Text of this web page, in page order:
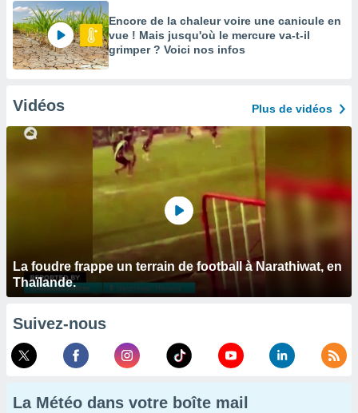
Encore de la chaleur voire une canicule en
vue ! Mais jusqu'où le mercure va-t-il
grimper ? Voici nos infos
Vidéos Plus de vidéos
La foudre frappe un terrain de football à Narathiwat, en
Thaïlande.
Suivez-nous
La Météo dans votre boîte mail